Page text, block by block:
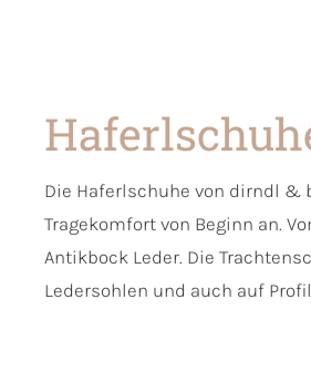
Die Haferlschuhe von dirndl &
Tragekomfort von Beginn an.
Antikbock Leder. Die
Ledersohlen und auch auf